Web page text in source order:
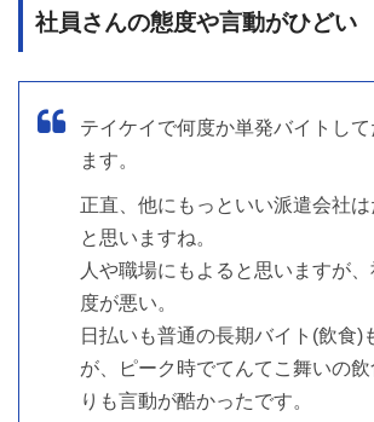
社員さんの態度や言動がひどい
テイケイで何度か単発バイトして
ます。
正直、他にもっといい派遣会社
と思いますね。
人や職場にもよると思いますが
度が悪い。
日払いも普通の長期バイト(飲食)
が、ピーク時でてんてこ舞いの飲
りも言動が酷かったです。